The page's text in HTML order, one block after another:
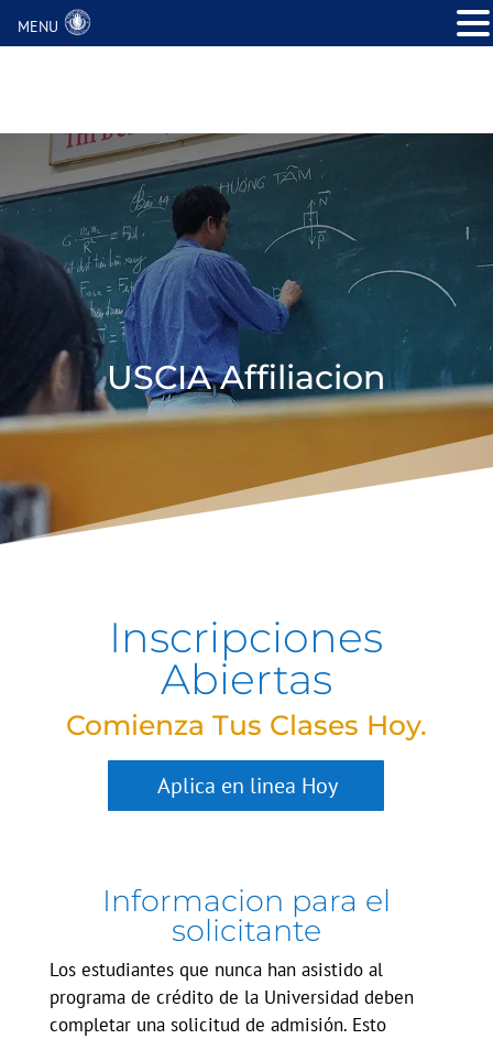
USCIA Affiliacion
Inscripciones
Abiertas
Comienza Tus Clases Hoy.
Aplica en linea Hoy
Informacion para el
solicitante
Los estudiantes que nunca han asistido al
programa de crédito de la Universidad deben
completar una solicitud de admisión. Esto
MENU